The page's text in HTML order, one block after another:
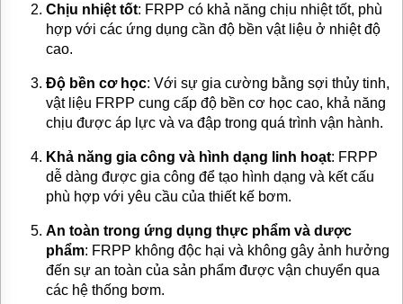
Chịu nhiệt tốt: FRPP có khả năng chịu nhiệt tốt, phù
hợp với các ứng dụng cần độ bền vật liệu ở nhiệt độ
cao.
Độ bền cơ học: Với sự gia cường bằng sợi thủy tinh,
vật liệu FRPP cung cấp độ bền cơ học cao, khả năng
chịu được áp lực và va đập trong quá trình vận hành.
Khả năng gia công và hình dạng linh hoạt: FRPP
dễ dàng được gia công để tạo hình dạng và kết cấu
phù hợp với yêu cầu của thiết kế bơm.
An toàn trong ứng dụng thực phẩm và dược
phẩm: FRPP không độc hại và không gây ảnh hưởng
đến sự an toàn của sản phẩm được vận chuyển qua
các hệ thống bơm.